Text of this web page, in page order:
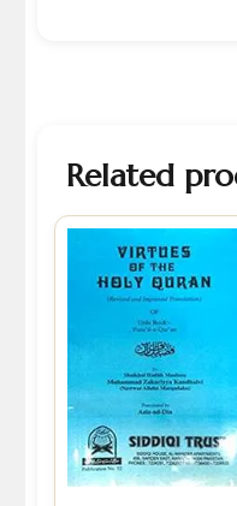
Related